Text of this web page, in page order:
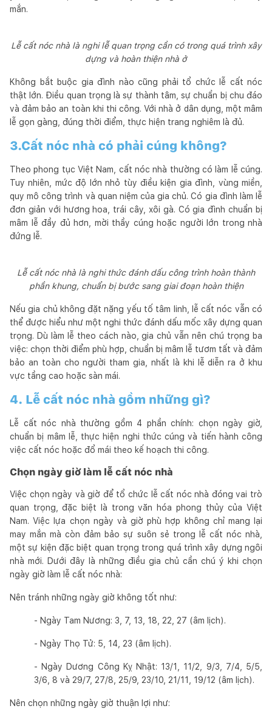
mắn.
Lễ cất nóc nhà là nghi lễ quan trọng cần có trong quá trình xây
dựng và hoàn thiện nhà ở
Không bắt buộc gia đình nào cũng phải tổ chức lễ cất nóc
thật lớn. Điều quan trọng là sự thành tâm, sự chuẩn bị chu đáo
và đảm bảo an toàn khi thi công. Với nhà ở dân dụng, một mâm
lễ gọn gàng, đúng thời điểm, thực hiện trang nghiêm là đủ.
3.Cất nóc nhà có phải cúng không?
Theo phong tục Việt Nam, cất nóc nhà thường có làm lễ cúng.
Tuy nhiên, mức độ lớn nhỏ tùy điều kiện gia đình, vùng miền,
quy mô công trình và quan niệm của gia chủ. Có gia đình làm lễ
đơn giản với hương hoa, trái cây, xôi gà. Có gia đình chuẩn bị
mâm lễ đầy đủ hơn, mời thầy cúng hoặc người lớn trong nhà
đứng lễ.
Lễ cất nóc nhà là nghi thức đánh dấu công trình hoàn thành
phần khung, chuẩn bị bước sang giai đoạn hoàn thiện
Nếu gia chủ không đặt nặng yếu tố tâm linh, lễ cất nóc vẫn có
thể được hiểu như một nghi thức đánh dấu mốc xây dựng quan
trọng. Dù làm lễ theo cách nào, gia chủ vẫn nên chú trọng ba
việc: chọn thời điểm phù hợp, chuẩn bị mâm lễ tươm tất và đảm
bảo an toàn cho người tham gia, nhất là khi lễ diễn ra ở khu
vực tầng cao hoặc sàn mái.
4. Lễ cất nóc nhà gồm những gì?
Lễ cất nóc nhà thường gồm 4 phần chính: chọn ngày giờ,
chuẩn bị mâm lễ, thực hiện nghi thức cúng và tiến hành công
việc cất nóc hoặc đổ mái theo kế hoạch thi công.
Chọn ngày giờ làm lễ cất nóc nhà
Việc chọn ngày và giờ để tổ chức lễ cất nóc nhà đóng vai trò
quan trọng, đặc biệt là trong văn hóa phong thủy của Việt
Nam. Việc lựa chọn ngày và giờ phù hợp không chỉ mang lại
may mắn mà còn đảm bảo sự suôn sẻ trong lễ cất nóc nhà,
một sự kiện đặc biệt quan trọng trong quá trình xây dựng ngôi
nhà mới. Dưới đây là những điều gia chủ cần chú ý khi chọn
ngày giờ làm lễ cất nóc nhà:
Nên tránh những ngày giờ không tốt như:
- Ngày Tam Nương: 3, 7, 13, 18, 22, 27 (âm lịch).
- Ngày Thọ Tử: 5, 14, 23 (âm lịch).
- Ngày Dương Công Kỵ Nhật: 13/1, 11/2, 9/3, 7/4, 5/5,
3/6, 8 và 29/7, 27/8, 25/9, 23/10, 21/11, 19/12 (âm lịch).
Nên chọn những ngày giờ thuận lợi như: